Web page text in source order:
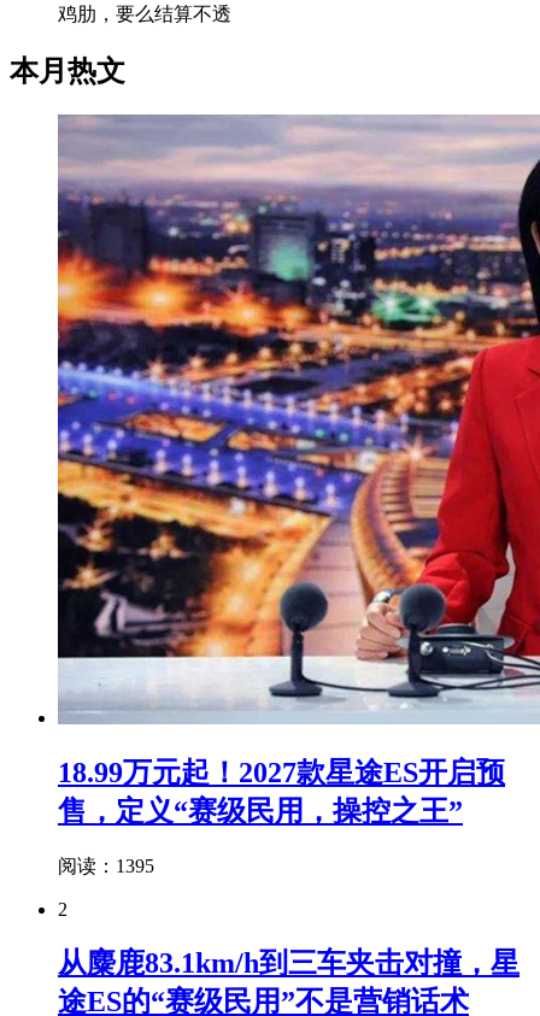
鸡肋，要么结算不透
本月热文
18.99万元起！2027款星途ES开启预
售，定义“赛级民用，操控之王”
阅读：1395
2
从麋鹿83.1km/h到三车夹击对撞，星
途ES的“赛级民用”不是营销话术